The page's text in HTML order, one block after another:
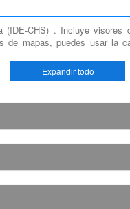
(IDE-CHS) . Incluye
mapas, puedes usar la
Expandir todo